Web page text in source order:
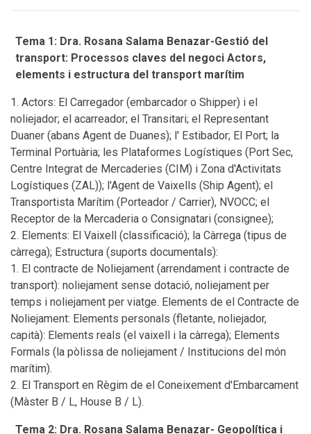
Tema 1: Dra. Rosana Salama Benazar-Gestió del
transport: Processos claves del negoci Actors,
elements i estructura del transport marítim
Actors: El Carregador (embarcador o Shipper) i el
noliejador; el acarreador; el Transitari; el Representant
Duaner (abans Agent de Duanes); l' Estibador; El Port; la
Terminal Portuària; les Plataformes Logístiques (Port Sec,
Centre Integrat de Mercaderies (CIM) i Zona d'Activitats
Logístiques (ZAL)); l'Agent de Vaixells (Ship Agent); el
Transportista Marítim (Porteador / Carrier), NVOCC; el
Receptor de la Mercaderia o Consignatari (consignee);
Elements: El Vaixell (classificació); la Càrrega (tipus de
càrrega); Estructura (suports documentals):
El contracte de Noliejament (arrendament i contracte de
transport): noliejament sense dotació, noliejament per
temps i noliejament per viatge. Elements de el Contracte de
Noliejament: Elements personals (fletante, noliejador,
capità): Elements reals (el vaixell i la càrrega); Elements
Formals (la pòlissa de noliejament / Institucions del món
marítim).
El Transport en Règim de el Coneixement d'Embarcament
(Màster B / L, House B / L).
Tema 2: Dra. Rosana Salama Benazar- Geopolítica i